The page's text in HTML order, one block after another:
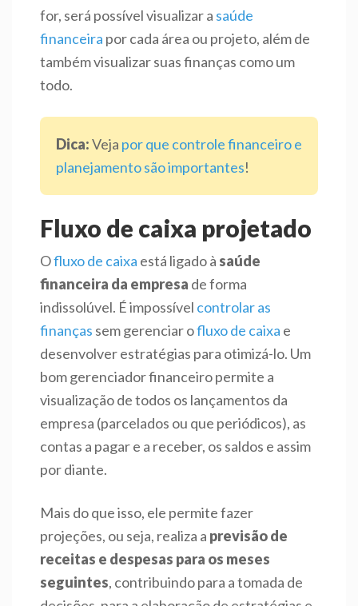
for, será possível visualizar a saúde
financeira por cada área ou projeto, além de
também visualizar suas finanças como um
todo.
Dica:Veja por que controle financeiro e
planejamento são importantes!
Fluxo de caixa projetado
Ofluxo de caixa está ligado à saúde
financeira da empresa de forma
indissolúvel. É impossível controlar as
finanças sem gerenciar ofluxo de caixa e
desenvolver estratégias para otimizá-lo. Um
bom gerenciador financeiro permite a
visualização de todos os lançamentos da
empresa (parcelados ou que periódicos), as
contas a pagar e a receber, os saldos e assim
por diante.
Mais do que isso, ele permite fazer
projeções, ou seja, realiza a previsão de
receitas e despesas para os meses
seguintes, contribuindo para a tomada de